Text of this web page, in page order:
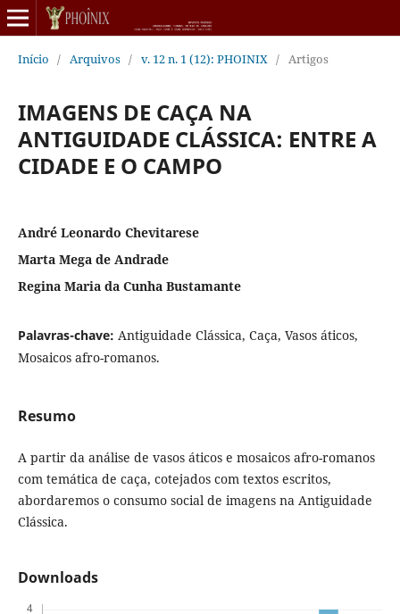
Início / Arquivos / v. 12 n. 1 (12): PHOINIX / Artigos
IMAGENS DE CAÇA NA
ANTIGUIDADE CLÁSSICA: ENTRE A
CIDADE E O CAMPO
André Leonardo Chevitarese
Marta Mega de Andrade
Regina Maria da Cunha Bustamante
Palavras-chave: Antiguidade Clássica, Caça, Vasos áticos,
Mosaicos afro-romanos.
Resumo
A partir da análise de vasos áticos e mosaicos afro-romanos
com temática de caça, cotejados com textos escritos,
abordaremos o consumo social de imagens na Antiguidade
Clássica.
Downloads